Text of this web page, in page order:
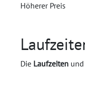
Höherer Preis
Die Laufzeiten und